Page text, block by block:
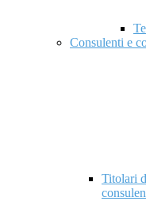
Consulenti e
Titolari